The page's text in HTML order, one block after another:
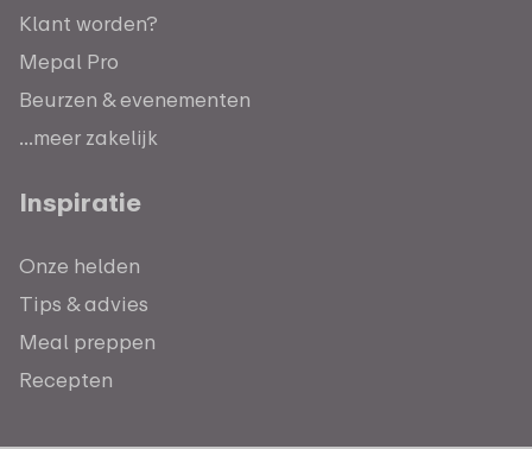
Klant worden?
Mepal Pro
Beurzen & evenementen
...meer zakelijk
Inspiratie
Onze helden
Tips & advies
Meal preppen
Recepten